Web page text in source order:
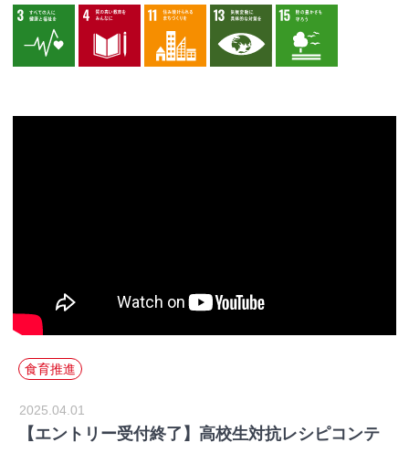
食育推進
2025.04.01
【エントリー受付終了】高校生対抗レシピコンテ